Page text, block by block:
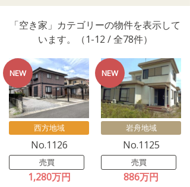
「空き家」カテゴリーの物件を表示して
います。（1-12 / 全78件）
西方地域
No.1126
売買
1,280万円
岩舟地域
No.1125
売買
886万円